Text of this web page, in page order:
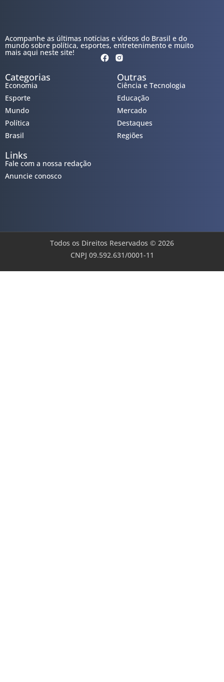
Acompanhe as últimas notícias e vídeos do Brasil e do
mundo sobre política, esportes, entretenimento e muito
mais aqui neste site!
Categorias
Economia
Esporte
Mundo
Política
Brasil
Outras
Ciência e Tecnologia
Educação
Mercado
Destaques
Regiões
Links
Fale com a nossa redação
Anuncie conosco
Todos os Direitos Reservados © 2026
CNPJ 09.592.631/0001-11